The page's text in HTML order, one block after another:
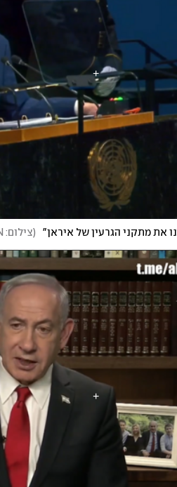
את מתקני הגרעין של איראן" (צילום: UN